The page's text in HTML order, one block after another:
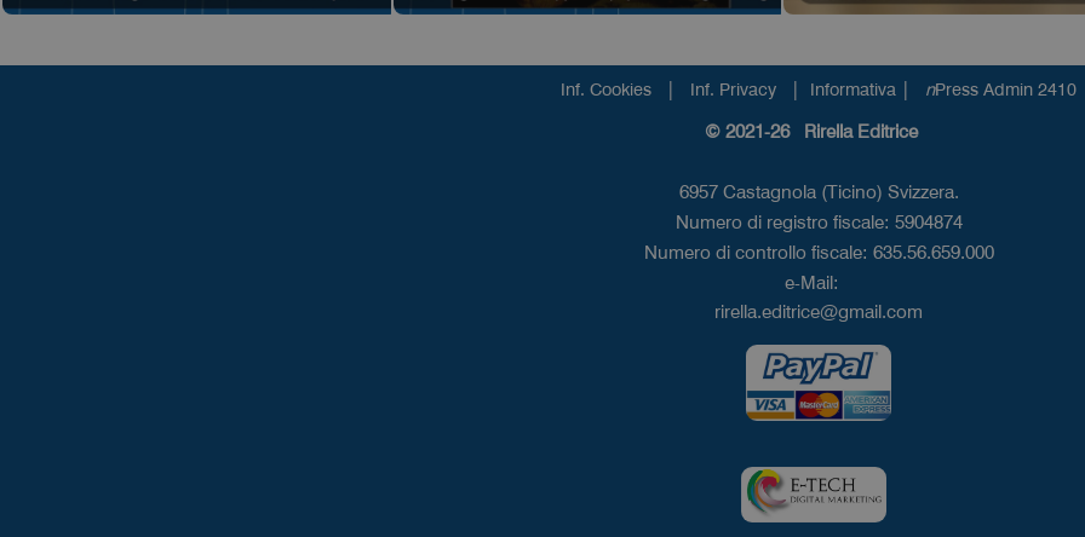
Inf. Cookies | Inf. Privacy | Informativa | nPress Admin 2410
© 2021-26 Rirella Editrice
6957 Castagnola (Ticino) Svizzera.
Numero di registro fiscale: 5904874
Numero di controllo fiscale: 635.56.659.000
e-Mail:
rirella.editrice@gmail.com